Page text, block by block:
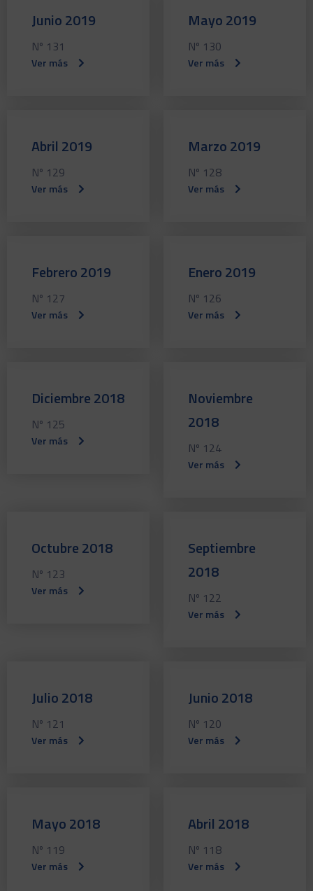
Junio 2019
Nº 131
Ver más
Mayo 2019
Nº 130
Ver más
Abril 2019
Nº 129
Ver más
Marzo 2019
Nº 128
Ver más
Febrero 2019
Nº 127
Ver más
Enero 2019
Nº 126
Ver más
Diciembre 2018
Nº 125
Ver más
Noviembre
2018
Nº 124
Ver más
Octubre 2018
Nº 123
Ver más
Septiembre
2018
Nº 122
Ver más
Julio 2018
Nº 121
Ver más
Junio 2018
Nº 120
Ver más
Mayo 2018
Nº 119
Ver más
Abril 2018
Nº 118
Ver más